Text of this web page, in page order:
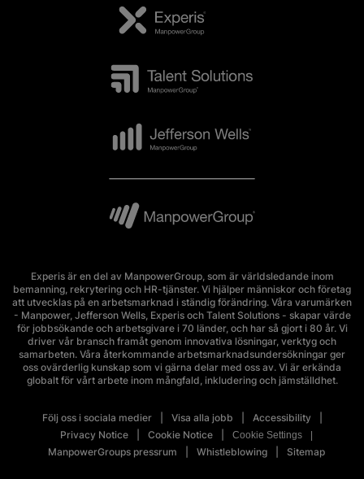
Experis är en del av ManpowerGroup, som är världsledande inom
bemanning, rekrytering och HR-tjänster. Vi hjälper människor och företag
att utvecklas på en arbetsmarknad i ständig förändring. Våra varumärken
- Manpower, Jefferson Wells, Experis och Talent Solutions - skapar värde
för jobbsökande och arbetsgivare i 70 länder, och har så gjort i 80 år. Vi
driver vår bransch framåt genom innovativa lösningar, verktyg och
samarbeten. Våra återkommande arbetsmarknadsundersökningar ger
oss ovärderlig kunskap som vi gärna delar med oss av. Vi är erkända
globalt för vårt arbete inom mångfald, inkludering och jämställdhet.
Följ oss i sociala medier Visa alla jobb
Accessibility
Privacy Notice
Cookie Notice Cookie Settings
ManpowerGroups pressrum Whistleblowing Sitemap